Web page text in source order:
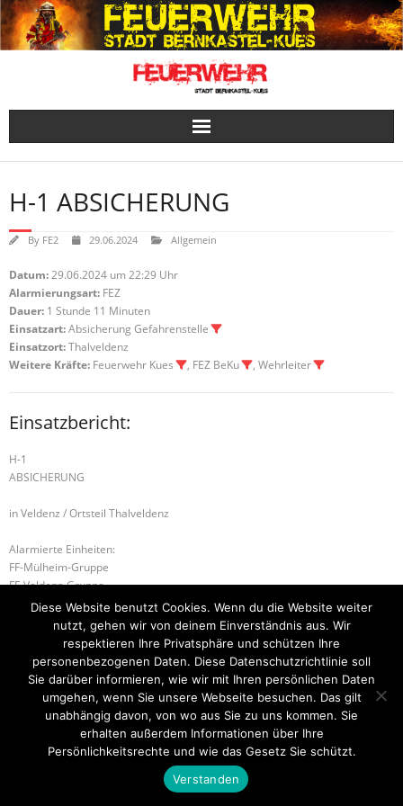
Skip
to
content
H-1 ABSICHERUNG
By FE2 29.06.2024 Allgemein
Datum:29.06.2024 um 22:29 Uhr
Alarmierungsart: FEZ
Dauer: 1 Stunde 11 Minuten
Einsatzart:Absicherung Gefahrenstelle
Einsatzort:Thalveldenz
Weitere Kräfte: Feuerwehr Kues , FEZ BeKu , Wehrleiter
Einsatzbericht:
H-1
ABSICHERUNG
in Veldenz / Ortsteil Thalveldenz
Alarmierte Einheiten:
FF-Mülheim-Gruppe
FF-Veldenz-Gruppe
U-2WASSER IN GEBÄUDE S-1 STROMAUSFALL
Startseite Einsätze Mitglied werden Über uns
Bilder
Kontakt
Theme byThink Up Themes Ltd . Powered byWordPress
Diese Website benutzt Cookies. Wenn du die Website weiter
nutzt, gehen wir von deinem Einverständnis aus. Wir
respektieren Ihre Privatsphäre und schützen Ihre
personenbezogenen Daten. Diese Datenschutzrichtlinie soll
Sie darüber informieren, wie wir mit Ihren persönlichen Daten
umgehen, wenn Sie unsere Webseite besuchen. Das gilt
unabhängig davon, von wo aus Sie zu uns kommen. Sie
erhalten außerdem Informationen über Ihre
Persönlichkeitsrechte und wie das Gesetz Sie schützt.
Verstanden